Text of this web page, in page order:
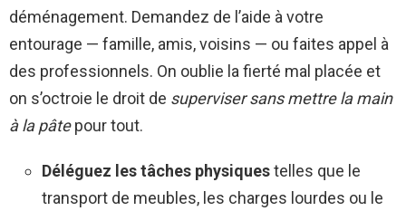
déménagement. Demandez de l’aide à votre
entourage — famille, amis, voisins — ou faites appel à
des professionnels. On oublie la fierté mal placée et
on s’octroie le droit de superviser sans mettre la main
à la pâtepour tout.
Déléguez les tâches physiquestelles que le
transport de meubles, les charges lourdes ou le